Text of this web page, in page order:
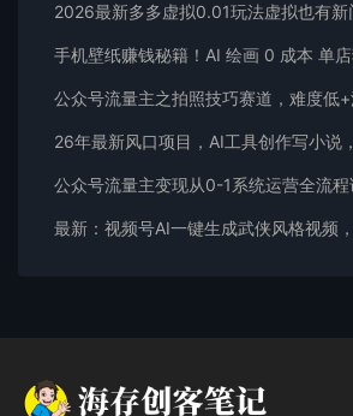
手机壁纸赚钱秘籍！AI 绘画 0 成本 单
公众号流量主变现从0-1系统运营全流程